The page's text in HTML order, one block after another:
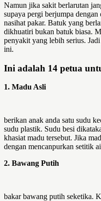
Namun jika sakit berlarutan
supaya pergi berjumpa
nasihat pakar. Batuk yang
dikhuatiri bukan batuk biasa.
penyakit yang lebih serius.
ini.
Ini adalah 14 petua
1. Madu Asli
berikan anak anda satu sudu
sudu plastik. Sudu besi
khasiat madu tersebut. Jika
dengan mencanpurkan setitik
2. Bawang Putih
bakar bawang putih seketika.